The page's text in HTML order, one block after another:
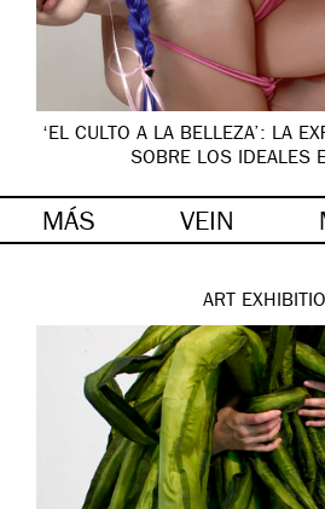
‘EL CULTO A LA BELLEZA’: LA
SOBRE LOS IDEALES
MÁS VEIN
ART